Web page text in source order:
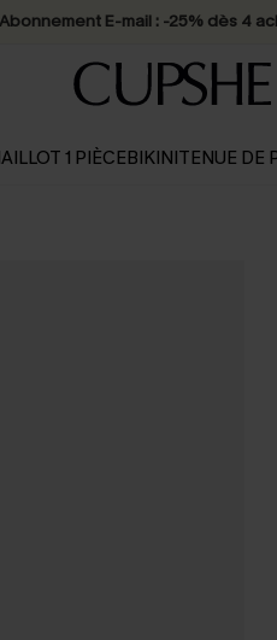
Abonnement E-mail : -25% dès 4
1 PIÈCEBIKINITENUE DE